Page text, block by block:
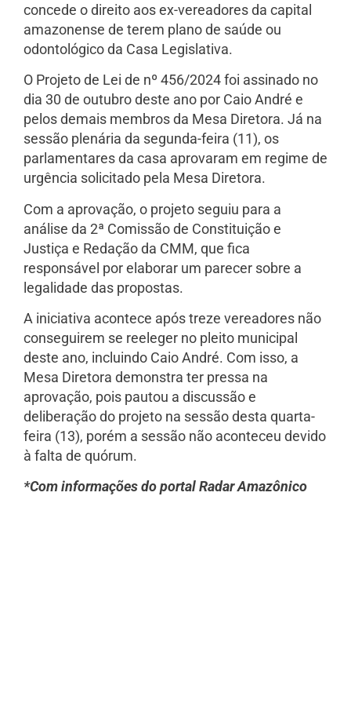
concede o direito aos ex-vereadores da capital
amazonense de terem plano de saúde ou
odontológico da Casa Legislativa.
O Projeto de Lei de nº 456/2024 foi assinado no
dia 30 de outubro deste ano por Caio André e
pelos demais membros da Mesa Diretora. Já na
sessão plenária da segunda-feira (11), os
parlamentares da casa aprovaram em regime de
urgência solicitado pela Mesa Diretora.
Com a aprovação, o projeto seguiu para a
análise da 2ª Comissão de Constituição e
Justiça e Redação da CMM, que fica
responsável por elaborar um parecer sobre a
legalidade das propostas.
A iniciativa acontece após treze vereadores não
conseguirem se reeleger no pleito municipal
deste ano, incluindo Caio André. Com isso, a
Mesa Diretora demonstra ter pressa na
aprovação, pois pautou a discussão e
deliberação do projeto na sessão desta quarta-
feira (13), porém a sessão não aconteceu devido
à falta de quórum.
*Com informações do portal Radar Amazônico